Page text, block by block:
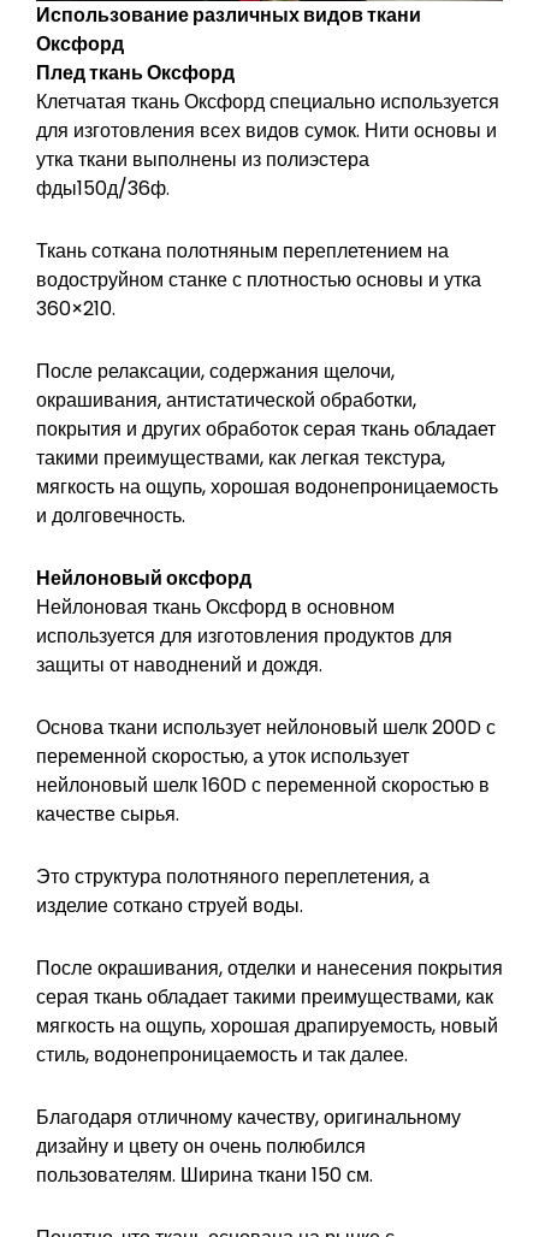
Использование различных видов ткани
Оксфорд
Плед ткань Оксфорд
Клетчатая ткань Оксфорд специально используется
для изготовления всех видов сумок. Нити основы и
утка ткани выполнены из полиэстера
фды150д/36ф.
Ткань соткана полотняным переплетением на
водоструйном станке с плотностью основы и утка
360×210.
После релаксации, содержания щелочи,
окрашивания, антистатической обработки,
покрытия и других обработок серая ткань обладает
такими преимуществами, как легкая текстура,
мягкость на ощупь, хорошая водонепроницаемость
и долговечность.
Нейлоновый оксфорд
Нейлоновая ткань Оксфорд в основном
используется для изготовления продуктов для
защиты от наводнений и дождя.
Основа ткани использует нейлоновый шелк 200D с
переменной скоростью, а уток использует
нейлоновый шелк 160D с переменной скоростью в
качестве сырья.
Это структура полотняного переплетения, а
изделие соткано струей воды.
После окрашивания, отделки и нанесения покрытия
серая ткань обладает такими преимуществами, как
мягкость на ощупь, хорошая драпируемость, новый
стиль, водонепроницаемость и так далее.
Благодаря отличному качеству, оригинальному
дизайну и цвету он очень полюбился
пользователям. Ширина ткани 150 см.